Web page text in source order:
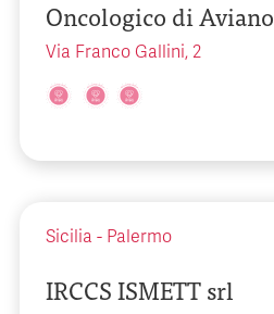
Oncologico di Aviano
Via Franco Gallini, 2
Sicilia - Palermo
IRCCS ISMETT srl